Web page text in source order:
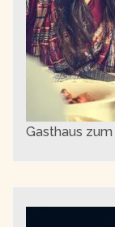
Gasthaus